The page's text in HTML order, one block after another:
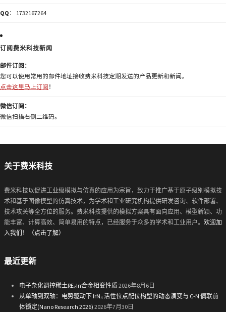
QQ ： 1732167264
订阅费米科技新闻
邮件订阅：
您可以使用常用的邮件地址接收费米科技定期发送的产品更新和新闻。
点击这里马上订阅 ！
微信订阅：
微信扫描右侧二维码。
关于费米科技
费米科技以促进工业级模拟与仿真的应用为宗旨，致力于推广基于原子级别模拟技
术和基于图像模型的仿真技术，为学术和工业研究机构提供研发咨询、软件部署、
技术攻关等全方位的服务。费米科技提供的模拟方案具有面向应用、模型新颖、功
能丰富、计算高效、简单易用的特点，已经服务于众多的学术和工业用户。 欢迎加
入我们！（点击了解）
最近更新
电子杂化调控稀土RE₂In合金相变性质2026年8月6日
从单轴到双轴：电势驱动下 IrN₄ 活性位点配位构型的动态演变与 C-N 偶联前
体锁定(Nano Research 2026) 2026年7月30日